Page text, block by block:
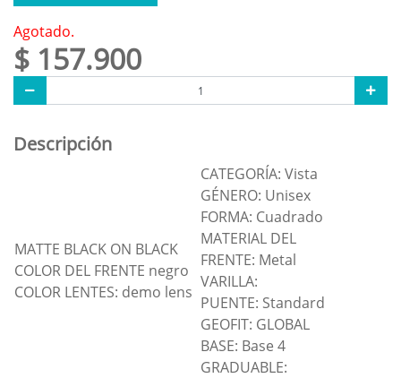
Agotado.
$ 157.900
Descripción
MATTE BLACK ON BLACK
COLOR DEL FRENTE negro
COLOR LENTES: demo lens
CATEGORÍA: Vista
GÉNERO: Unisex
FORMA: Cuadrado
MATERIAL DEL
FRENTE: Metal
VARILLA:
PUENTE: Standard
GEOFIT: GLOBAL
BASE: Base 4
GRADUABLE: